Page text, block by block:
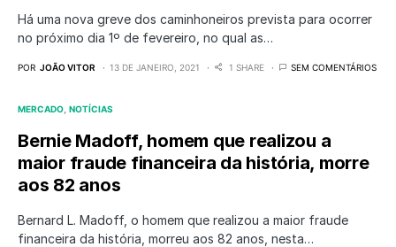
Há uma nova greve dos caminhoneiros prevista para ocorrer
no próximo dia 1º de fevereiro, no qual as…
POR JOÃO VITOR 13 DE JANEIRO, 2021 1 SHARE SEM COMENTÁRIOS
MERCADO NOTÍCIAS
Bernie Madoff, homem que realizou a
maior fraude financeira da história, morre
aos 82 anos
Bernard L. Madoff, o homem que realizou a maior fraude
financeira da história, morreu aos 82 anos, nesta…